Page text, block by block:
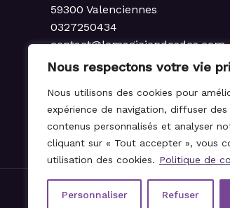
Nous respectons votre vie
Nous utilisons des cookies pour
expérience de navigation, diffuser
contenus personnalisés et analyser
cliquant sur « Tout accepter », vous
utilisation des cookies. Politique de
Personnaliser Refuser
59300 Valenciennes
0327250434
contact@lemagiciendesdes.com
du Mardi au Samedi
© 2021-2026 Le Magicien des Dés.